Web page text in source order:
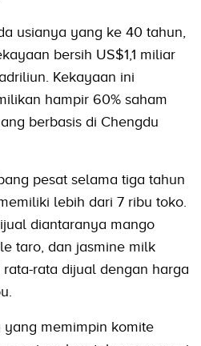
usianya yang ke 40 tahun,
bersih US$1,1 miliar
Kekayaan ini
hampir 60% saham
berbasis di Chengdu
pesat selama tiga tahun
lebih dari 7 ribu toko.
diantaranya mango
taro, dan jasmine milk
rata dijual dengan harga
yang memimpin komite